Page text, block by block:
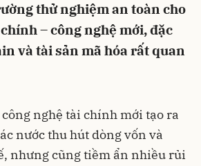
thử nghiệm an toàn cho
– công nghệ mới, đặc
và tài sản mã hóa rất quan
công nghệ tài chính mới tạo ra
nước thu hút dòng vốn và
nhưng cũng tiềm ẩn nhiều rủi